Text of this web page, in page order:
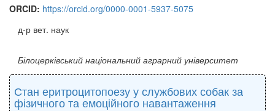
ORCID: https://orcid.org/0000-0001-5937-5075
д-р вет. наук
Білоцерківський національний аграрний університет
Стан еритроцитопоезу у службових собак за
фізичного та емоційного навантаження